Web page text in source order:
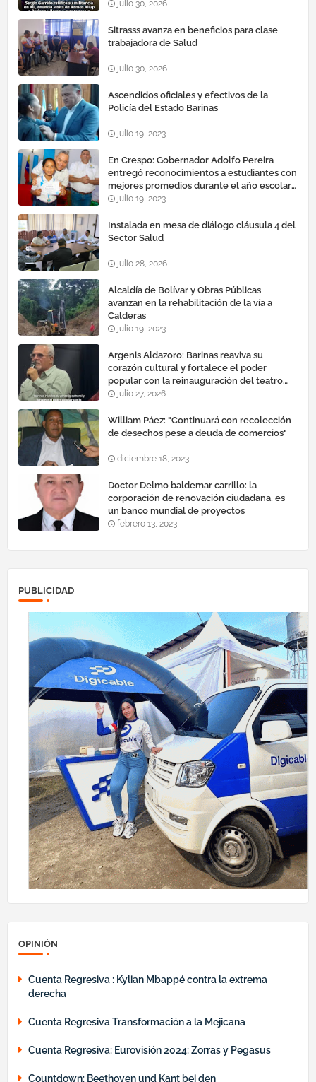
cauteloso»
julio 30, 2026
Sitrasss avanza en beneficios para clase
trabajadora de Salud
julio 30, 2026
Ascendidos oficiales y efectivos de la
Policía del Estado Barinas
julio 19, 2023
En Crespo: Gobernador Adolfo Pereira
entregó reconocimientos a estudiantes con
mejores promedios durante el año escolar
2022 – 2023
julio 19, 2023
Instalada en mesa de diálogo cláusula 4 del
Sector Salud
julio 28, 2026
Alcaldía de Bolívar y Obras Públicas
avanzan en la rehabilitación de la vía a
Calderas
julio 19, 2023
Argenis Aldazoro: Barinas reaviva su
corazón cultural y fortalece el poder
popular con la reinauguración del teatro
esteban ruiz guevara
julio 27, 2026
William Páez: "Continuará con recolección
de desechos pese a deuda de comercios"
diciembre 18, 2023
Doctor Delmo baldemar carrillo: la
corporación de renovación ciudadana, es
un banco mundial de proyectos
febrero 13, 2023
PUBLICIDAD
OPINIÓN
Cuenta Regresiva : Kylian Mbappé contra la extrema
derecha
Cuenta Regresiva Transformación a la Mejicana
Cuenta Regresiva: Eurovisión 2024: Zorras y Pegasus
Countdown: Beethoven und Kant bei den